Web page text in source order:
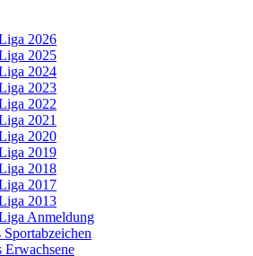
2026
2025
2024
2023
2022
2021
2020
2019
2018
2017
2013
Anmeldung
Erwachsene